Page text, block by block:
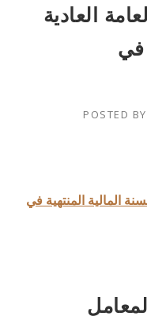
العادية
في
POSTED BY
المالية المنتهية في